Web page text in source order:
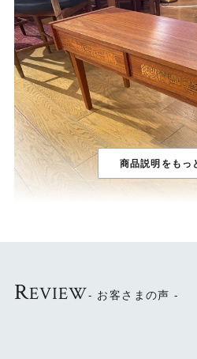
コンパクトなサイズで、リビン
収納を兼ねたサイドテーブルとし
飽きることなく末永くお使い頂け
REVIEW- お客さまの声 -